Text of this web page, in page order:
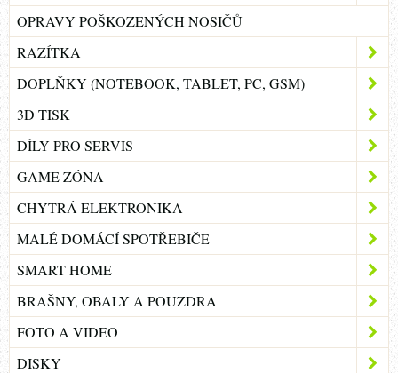
OPRAVY POŠKOZENÝCH NOSIČŮ
RAZÍTKA
DOPLŇKY (NOTEBOOK, TABLET, PC, GSM)
3D TISK
DÍLY PRO SERVIS
GAME ZÓNA
CHYTRÁ ELEKTRONIKA
MALÉ DOMÁCÍ SPOTŘEBIČE
SMART HOME
BRAŠNY, OBALY A POUZDRA
FOTO A VIDEO
DISKY